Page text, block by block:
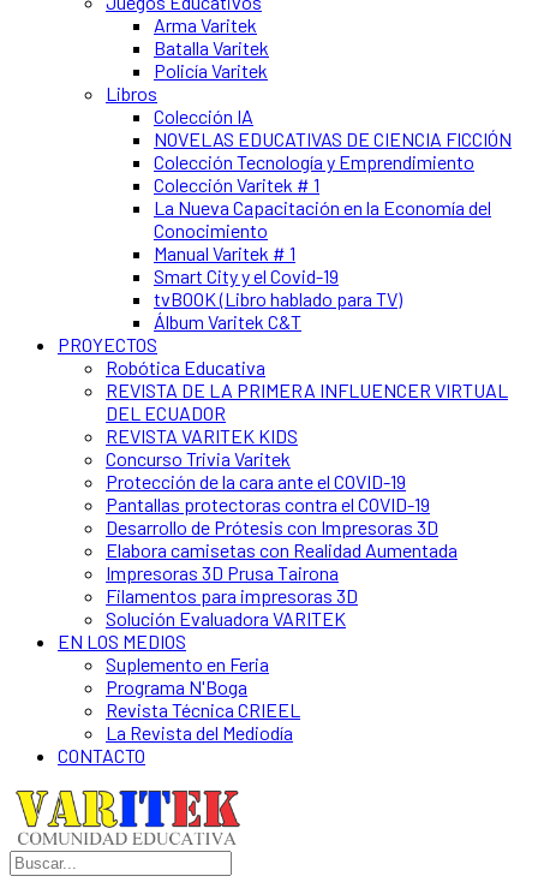
Arma Varitek
Batalla Varitek
Policía Varitek
Libros
Colección IA
NOVELAS EDUCATIVAS DE CIENCIA FICCIÓN
Colección Tecnología y Emprendimiento
Colección Varitek # 1
La Nueva Capacitación en la Economía del
Conocimiento
Manual Varitek # 1
Smart City y el Covid-19
tvBOOK (Libro hablado para TV)
Álbum Varitek C&T
PROYECTOS
Robótica Educativa
REVISTA DE LA PRIMERA INFLUENCER VIRTUAL
DEL ECUADOR
REVISTA VARITEK KIDS
Concurso Trivia Varitek
Protección de la cara ante el COVID-19
Pantallas protectoras contra el COVID-19
Desarrollo de Prótesis con Impresoras 3D
Elabora camisetas con Realidad Aumentada
Impresoras 3D Prusa Tairona
Filamentos para impresoras 3D
Solución Evaluadora VARITEK
EN LOS MEDIOS
Suplemento en Feria
Programa N'Boga
Revista Técnica CRIEEL
La Revista del Mediodía
CONTACTO